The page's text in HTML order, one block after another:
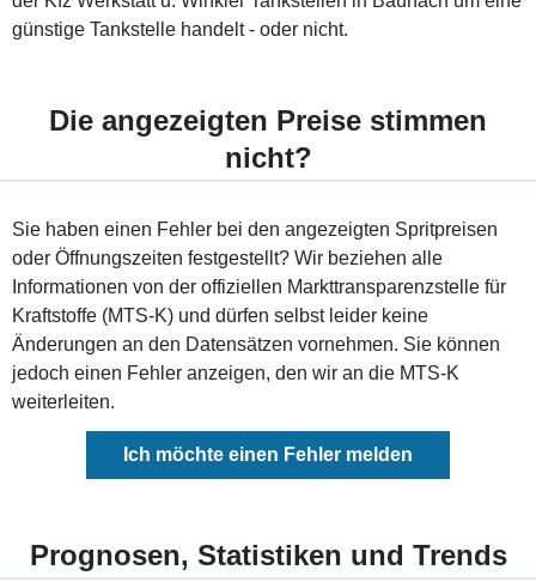
günstige Tankstelle handelt - oder nicht.
Die angezeigten Preise stimmen
nicht?
Sie haben einen Fehler bei den angezeigten Spritpreisen
oder Öffnungszeiten festgestellt? Wir beziehen alle
Informationen von der offiziellen Markttransparenzstelle für
Kraftstoffe (MTS-K) und dürfen selbst leider keine
Änderungen an den Datensätzen vornehmen. Sie können
jedoch einen Fehler anzeigen, den wir an die MTS-K
weiterleiten.
Ich möchte einen Fehler melden
Prognosen, Statistiken und Trends